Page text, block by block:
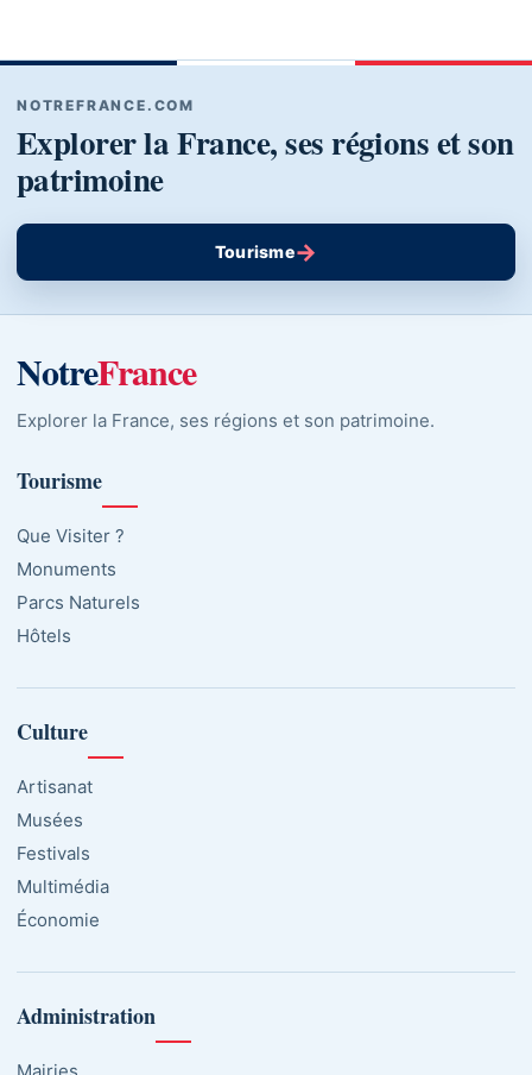
NOTREFRANCE.COM
Explorer la France, ses régions et son
patrimoine
Tourisme→
NotreFrance
Explorer la France, ses régions et son patrimoine.
Tourisme
Que Visiter ?
Monuments
Parcs Naturels
Hôtels
Culture
Artisanat
Musées
Festivals
Multimédia
Économie
Administration
Mairies